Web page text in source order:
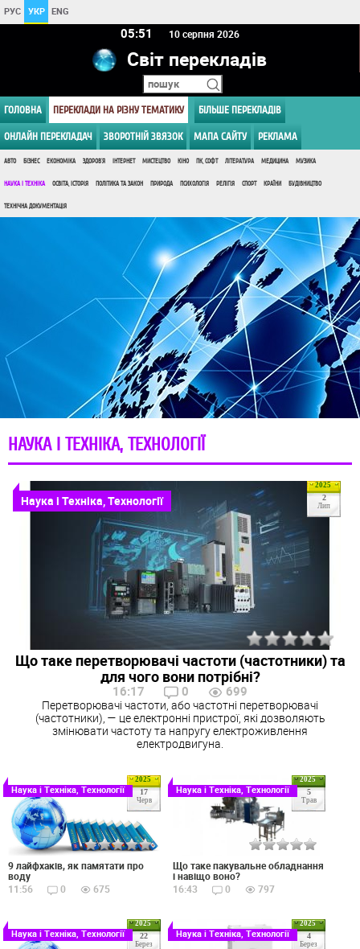
РУС УКР ENG
05 51 10 серпня 2026
Світ перекладів
ГОЛОВНА ПЕРЕКЛАДИ НА РІЗНУ ТЕМАТИКУ БІЛЬШЕ ПЕРЕКЛАДІВ
ОНЛАЙН ПЕРЕКЛАДАЧ ЗВОРОТНІЙ ЗВЯЗОК МАПА САЙТУ РЕКЛАМА
АВТО БІЗНЕС ЕКОНОМІКА ЗДОРОВ'Я ІНТЕРНЕТ МИСТЕЦТВО КІНО ПК, СОФТ ЛІТЕРАТУРА МЕДИЦИНА МУЗИКА
НАУКА І ТЕХНІКА ОСВІТА, ІСТОРІЯ ПОЛІТИКА ТА ЗАКОН ПРИРОДА ПСИХОЛОГІЯ РЕЛІГІЯ СПОРТ КРАЇНИ БУДІВНИЦТВО
ТЕХНІЧНА ДОКУМЕНТАЦІЯ
НАУКА І ТЕХНІКА, ТЕХНОЛОГІЇ
2025
2
Лип
Наука і Техніка, Технології
Що таке перетворювачі частоти (частотники) та
для чого вони потрібні?
16:17 0 699
Перетворювачі частоти, або частотні перетворювачі
(частотники), — це електронні пристрої, які дозволяють
змінювати частоту та напругу електроживлення
електродвигуна.
2025
17
Черв
Наука і Техніка, Технології
9 лайфхаків, як памятати про
воду
11:56
0 675
2025
5
Трав
Наука і Техніка, Технології
Що таке пакувальне обладнання
і навіщо воно?
16:43
0 797
2025
22
Берез
Наука і Техніка, Технології
2025
4
Берез
Наука і Техніка, Технології